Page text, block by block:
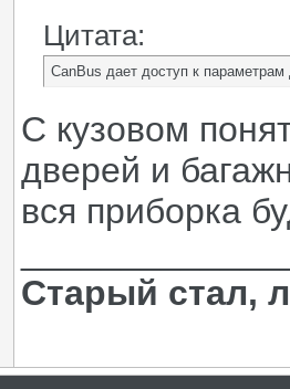
Цитата:
CanBus дает доступ к параметрам
С кузовом
дверей и
вся приборка
Старый стал,